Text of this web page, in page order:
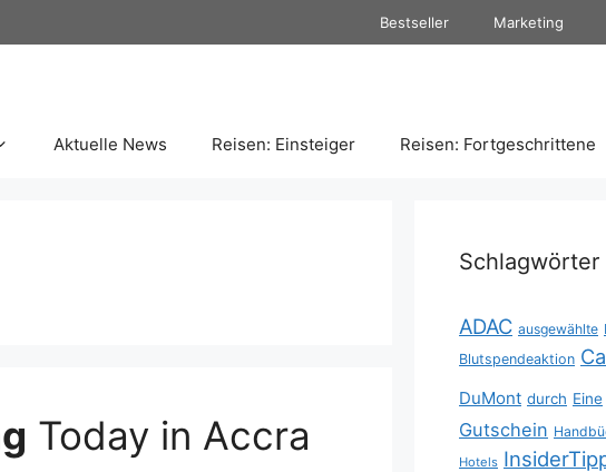
Bestseller Marketing
Aktuelle News Reisen: Einsteiger Reisen: Fortgeschrittene
Today in Accra
Schlagwörter
ADAC ausgewählte
Blutspendeaktion
DuMont durch Eine
Gutschein
Hotels